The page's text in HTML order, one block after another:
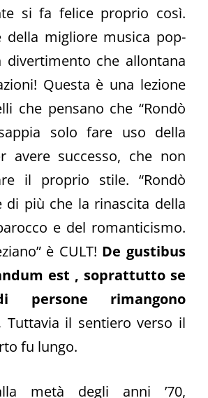
si fa felice proprio così.
della migliore musica pop-
divertimento che allontana
Questa è una lezione
che pensano che “Rondò
sappia solo fare uso della
avere successo, che non
il proprio stile. “Rondò
di più che la rinascita della
e del romanticismo.
è CULT! De gustibus
est , soprattutto se
persone rimangono
Tuttavia il sentiero verso il
fu lungo.
metà degli anni ’70,